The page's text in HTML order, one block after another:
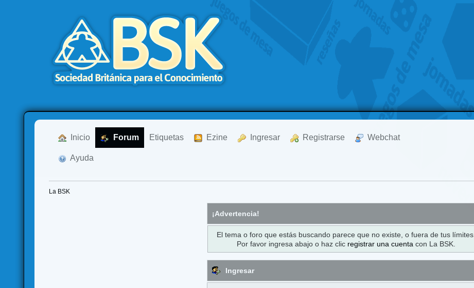
Inicio Forum Etiquetas Ezine Ingresar Registrarse Webchat
Ayuda
La BSK
¡Advertencia!
El tema o foro que estás buscando parece que no existe, o fuera de tus límites.
Por favor ingresa abajo o haz clic registrar una cuenta con La BSK.
Ingresar